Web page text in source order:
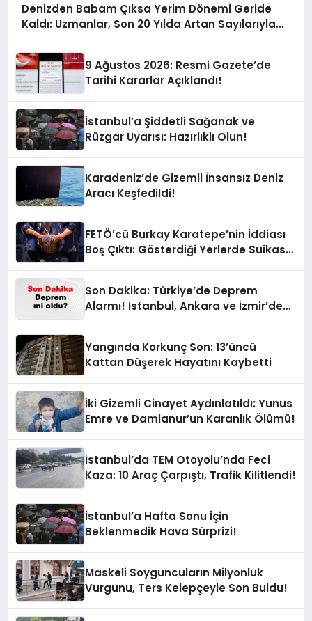
Denizden Babam Çıksa Yerim Dönemi Geride
Kaldı: Uzmanlar, Son 20 Yılda Artan Sayılarıyla
9 Ağustos 2026: Resmi Gazete’de
Tarihi Kararlar Açıklandı!
İstanbul’a Şiddetli Sağanak ve
Rüzgar Uyarısı: Hazırlıklı Olun!
Karadeniz’de Gizemli İnsansız Deniz
Aracı Keşfedildi!
FETÖ’cü Burkay Karatepe’nin İddiası
Boş Çıktı: Gösterdiği Yerlerde Suikast
Son Dakika: Türkiye’de Deprem
Alarmı! İstanbul, Ankara ve İzmir’de
Yangında Korkunç Son: 13’üncü
Kattan Düşerek Hayatını Kaybetti
İki Gizemli Cinayet Aydınlatıldı: Yunus
Emre ve Damlanur’un Karanlık Ölümü!
İstanbul’da TEM Otoyolu’nda Feci
Kaza: 10 Araç Çarpıştı, Trafik Kilitlendi!
İstanbul’a Hafta Sonu İçin
Beklenmedik Hava Sürprizi!
Maskeli Soyguncuların Milyonluk
Vurgunu, Ters Kelepçeyle Son Buldu!